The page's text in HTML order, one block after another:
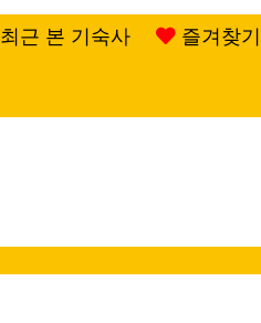
최근 본 기숙사 즐겨찾기